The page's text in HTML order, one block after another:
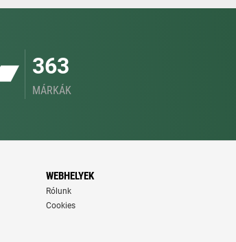
363
MÁRKÁK
WEBHELYEK
Rólunk
Cookies